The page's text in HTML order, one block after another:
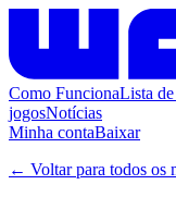
Como FuncionaLista
jogosNotícias
Minha contaBaixar
← Voltar para todos os